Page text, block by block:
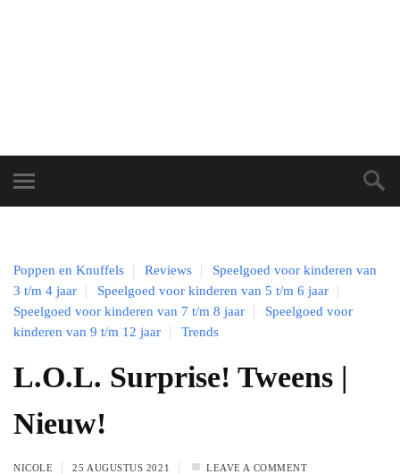
Poppen en Knuffels Reviews
Speelgoed voor kinderen van
3 t/m 4 jaar
Speelgoed voor kinderen van 5 t/m 6 jaar
Speelgoed voor kinderen van 7 t/m 8 jaar
Speelgoed voor
kinderen van 9 t/m 12 jaar
Trends
L.O.L. Surprise! Tweens |
Nieuw!
NICOLE 25 AUGUSTUS 2021 LEAVE A COMMENT